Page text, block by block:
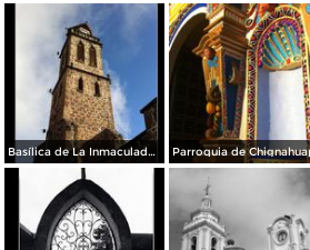
Basílica de La Inmaculada Concepción.